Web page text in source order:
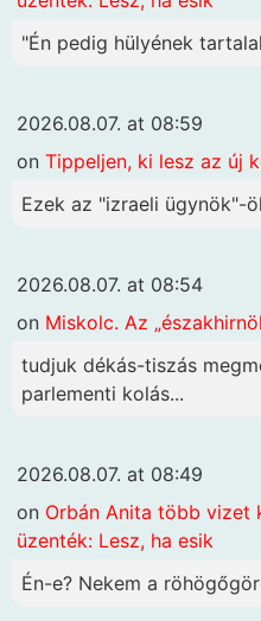
"Én pedig hülyének
2026.08.07. at 08:59
on Tippeljen, ki lesz az új
Ezek az "izraeli ügynök"-
2026.08.07. at 08:54
on Miskolc. Az
tudjuk dékás-tiszás
parlementi kolás...
2026.08.07. at 08:49
on Orbán Anita több vizet
üzenték: Lesz, ha esik
Én-e? Nekem a